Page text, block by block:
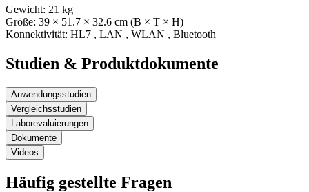
Gewicht: 21 kg
Größe: 39 × 51.7 × 32.6 cm (B × T × H)
Konnektivität: HL7 , LAN , WLAN , Bluetooth
Studien & Produktdokumente
Anwendungsstudien
Vergleichsstudien
Laborevaluierungen
Dokumente
Videos
Häufig gestellte Fragen